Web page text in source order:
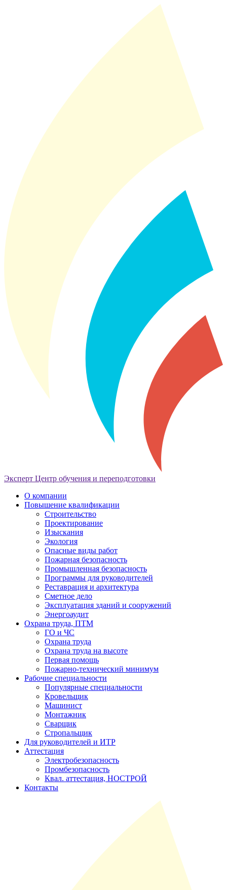
Эксперт Центр обучения и переподготовки
О компании
Повышение квалификации
Строительство
Проектирование
Изыскания
Экология
Опасные виды работ
Пожарная безопасность
Промышленная безопасность
Программы для руководителей
Реставрация и архитектура
Сметное дело
Эксплуатация зданий и сооружений
Энергоаудит
Охрана труда, ПТМ
ГО и ЧС
Охрана труда
Охрана труда на высоте
Первая помощь
Пожарно-технический минимум
Рабочие специальности
Популярные специальности
Кровельщик
Машинист
Монтажник
Сварщик
Стропальщик
Для руководителей и ИТР
Аттестация
Электробезопасность
Промбезопасность
Квал. аттестация, НОСТРОЙ
Контакты